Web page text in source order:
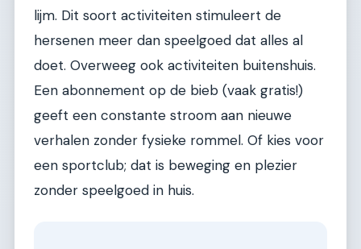
lijm. Dit soort activiteiten stimuleert de
hersenen meer dan speelgoed dat alles al
doet. Overweeg ook activiteiten buitenshuis.
Een abonnement op de bieb (vaak gratis!)
geeft een constante stroom aan nieuwe
verhalen zonder fysieke rommel. Of kies voor
een sportclub; dat is beweging en plezier
zonder speelgoed in huis.